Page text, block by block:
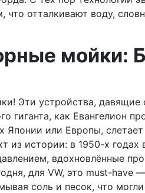
что отталкивают воду,
мойки:
Эти устройства, давящие
гиганта, как Евангелион
Японии или Европы,
из истории: в 1950-х
вдохновлённые
для VW, это must-have
соль и песок, что